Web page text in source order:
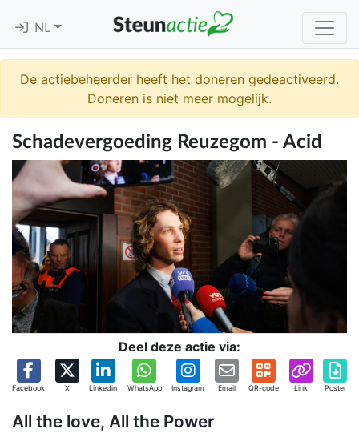
NL
De actiebeheerder heeft het doneren gedeactiveerd.
Doneren is niet meer mogelijk.
Schadevergoeding Reuzegom - Acid
Deel deze actie via:
Facebook X Linkedin WhatsApp Instagram Email QR-code Link Poster
All the love, All the Power